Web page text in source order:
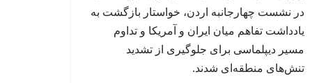
در نشست چهارجانبه اردن، خواستار بازگشت به
یادداشت تفاهم میان ایران و آمریکا و تداوم
مسیر دیپلماسی برای جلوگیری از تشدید
تنش‌های منطقه‌ای شدند.